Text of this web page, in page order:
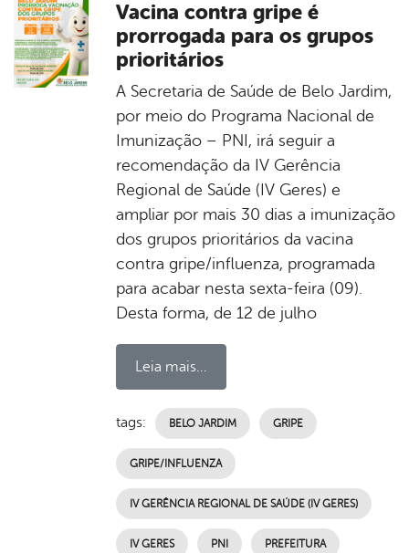
Vacina contra gripe é
prorrogada para os grupos
prioritários
A Secretaria de Saúde de Belo Jardim,
por meio do Programa Nacional de
Imunização – PNI, irá seguir a
recomendação da IV Gerência
Regional de Saúde (IV Geres) e
ampliar por mais 30 dias a imunização
dos grupos prioritários da vacina
contra gripe/influenza, programada
para acabar nesta sexta-feira (09).
Desta forma, de 12 de julho
Leia mais...
tags: BELO JARDIM GRIPE
GRIPE/INFLUENZA
IV GERÊNCIA REGIONAL DE SAÚDE (IV GERES)
IV GERES PNI PREFEITURA